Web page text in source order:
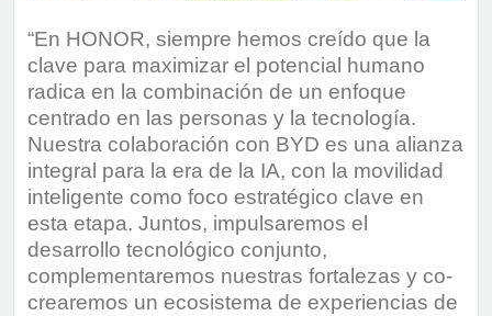
“En HONOR, siempre hemos creído que la
clave para maximizar el potencial humano
radica en la combinación de un enfoque
centrado en las personas y la tecnología.
Nuestra colaboración con BYD es una alianza
integral para la era de la IA, con la movilidad
inteligente como foco estratégico clave en
esta etapa. Juntos, impulsaremos el
desarrollo tecnológico conjunto,
complementaremos nuestras fortalezas y co-
crearemos un ecosistema de experiencias de